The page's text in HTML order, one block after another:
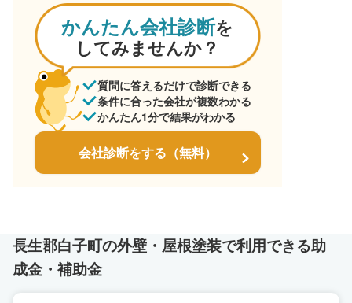
かんたん会社診断を
してみませんか？
質問に答えるだけで診断できる
条件に合った会社が複数わかる
かんたん1分で結果がわかる
会社診断をする（無料）
長生郡白子町の外壁・屋根塗装で利用できる助
成金・補助金